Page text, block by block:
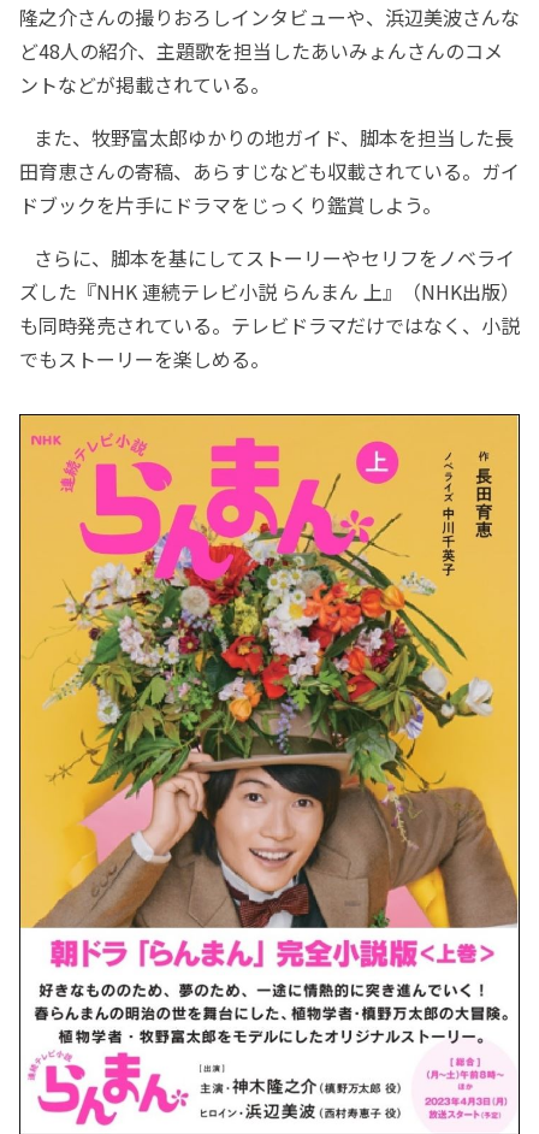
隆之介さんの撮りおろしインタビューや、浜辺美波さんな
ど48人の紹介、主題歌を担当したあいみょんさんのコメ
ントなどが掲載されている。
また、牧野富太郎ゆかりの地ガイド、脚本を担当した長
田育恵さんの寄稿、あらすじなども収載されている。ガイ
ドブックを片手にドラマをじっくり鑑賞しよう。
さらに、脚本を基にしてストーリーやセリフをノベライ
ズした『NHK 連続テレビ小説 らんまん 上』（NHK出版）
も同時発売されている。テレビドラマだけではなく、小説
でもストーリーを楽しめる。